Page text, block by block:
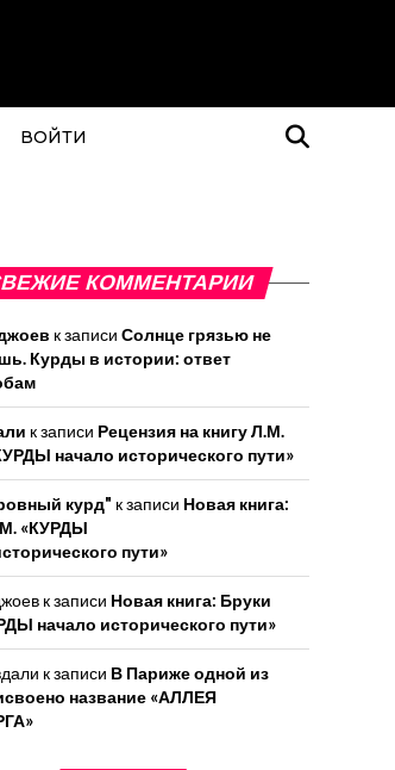
ВОЙТИ
КОММЕНТАРИИ
к записи Солнце грязью не
Курды в истории: ответ
к записи Рецензия на книгу Л.М.
начало исторического пути»
курд" к записи Новая книга:
«КУРДЫ
пути»
к записи Новая книга: Бруки
начало исторического пути»
к записи В Париже одной из
название «АЛЛЕЯ